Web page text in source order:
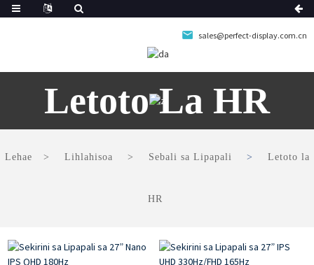
sales@perfect-display.com.cn
Letoto La HR
Lehae Lihlahisoa Sebali sa Lipapali Letoto la
HR